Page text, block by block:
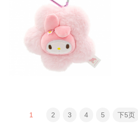
花朵系列美乐蒂小吊饰
1 2 3 4 5 下5页